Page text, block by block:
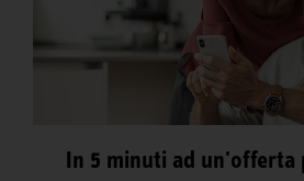
In 5 minuti ad un'offerta